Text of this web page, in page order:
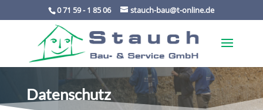
0 71 59 - 1 85 06 stauch-bau@t-online.de
Datenschutz